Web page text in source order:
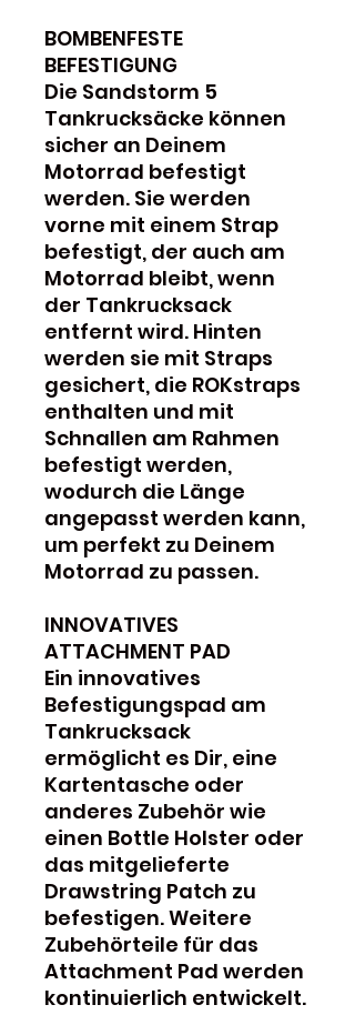
BOMBENFESTE
BEFESTIGUNG
Die Sandstorm 5
Tankrucksäcke können
sicher an Deinem
Motorrad befestigt
werden. Sie werden
vorne mit einem Strap
befestigt, der auch am
Motorrad bleibt, wenn
der Tankrucksack
entfernt wird. Hinten
werden sie mit Straps
gesichert, die ROKstraps
enthalten und mit
Schnallen am Rahmen
befestigt werden,
wodurch die Länge
angepasst werden kann,
um perfekt zu Deinem
Motorrad zu passen.
INNOVATIVES
ATTACHMENT PAD
Ein innovatives
Befestigungspad am
Tankrucksack
ermöglicht es Dir, eine
Kartentasche oder
anderes Zubehör wie
einen Bottle Holster oder
das mitgelieferte
Drawstring Patch zu
befestigen. Weitere
Zubehörteile für das
Attachment Pad werden
kontinuierlich entwickelt.